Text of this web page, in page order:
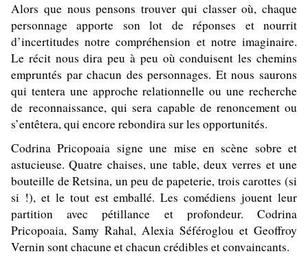
Alors que nous pensons trouver qui classer où, chaque
personnage apporte son lot de réponses et nourrit
d’incertitudes notre compréhension et notre imaginaire.
Le récit nous dira peu à peu où conduisent les chemins
empruntés par chacun des personnages. Et nous saurons
qui tentera une approche relationnelle ou une recherche
de reconnaissance, qui sera capable de renoncement ou
s’entêtera, qui encore rebondira sur les opportunités.
Codrina Pricopoaia signeune mise en scène sobre et
astucieuse. Quatre chaises, une table, deux verres et une
bouteille de Retsina, un peu de papeterie, trois carottes (si
si !), et le tout est emballé. Les comédiens jouent leur
partition avec pétillance et profondeur. Codrina
Pricopoaia, Samy Rahal, Alexia Séféroglou et Geoffroy
Verninsont chacune et chacun crédibles et convaincants.